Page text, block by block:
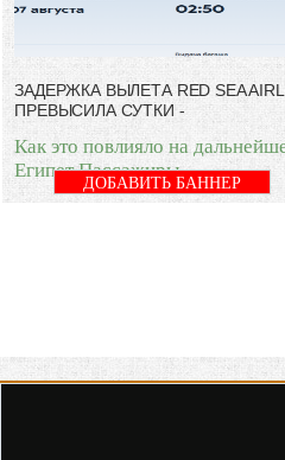
ЗАДЕРЖКА ВЫЛЕТА RED SEA
ПРЕВЫСИЛА СУТКИ -
Как это повлияло на
Египет Пассажиры
ДОБАВИТЬ БАННЕР